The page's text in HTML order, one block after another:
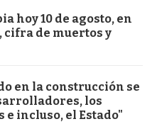
hoy 10 de agosto, en
cifra de muertos y
en la construcción se
los
incluso, el Estado"